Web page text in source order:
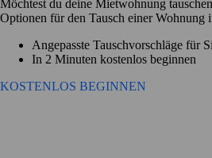
Möchtest du deine Mietwohnung
Optionen für den Tausch einer Wohnung
Angepasste Tauschvorschläge für
In 2 Minuten kostenlos beginnen
KOSTENLOS BEGINNEN